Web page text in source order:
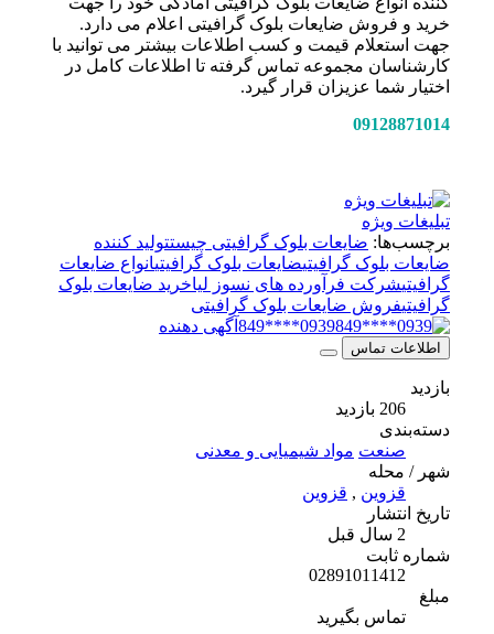
خرید و فروش ضایعات بلوک گرافیتی اعلام می دارد.
جهت استعلام قیمت و کسب اطلاعات بیشتر می توانید با
کارشناسان مجموعه تماس گرفته تا اطلاعات کامل در
اختیار شما عزیزان قرار گیرد.
09128871014
تبلیغات ویژه
برچسب‌ها:ضایعات بلوک گرافیتی چیست تولید کننده
ضایعات بلوک گرافیتیضایعات بلوک گرافیتیانواع ضایعات
گرافیتیشرکت فرآورده های نسوز لیاخرید ضایعات بلوک
گرافیتیفروش ضایعات بلوک گرافیتی
0939****849
آگهی دهنده
اطلاعات تماس
دسته‌بندی
صنعت مواد شیمیایی و معدنی
شهر / محله
قزوین, قزوین
تاریخ انتشار
شماره ثابت
02891011412
تماس بگیرید